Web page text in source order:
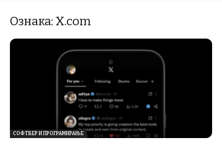
Ознака: X.com
СОФТВЕР И ПРОГРАМИРАЊЕ